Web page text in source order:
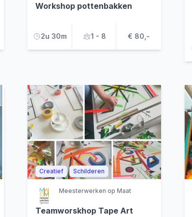
Workshop pottenbakken
2u 30m 1 - 8 € 80,-
Creatief Schilderen
Meesterwerken op Maat
Teamworskhop Tape Art